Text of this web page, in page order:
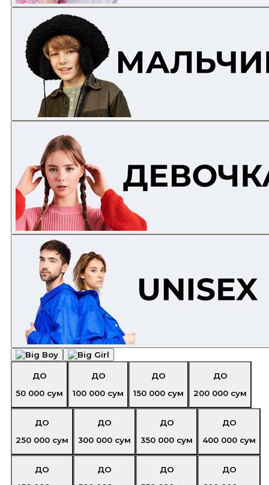
ДО
50 000 сум
ДО
100 000 сум
ДО
150 000 сум
ДО
200 000 сум
ДО
250 000 сум
ДО
300 000 сум
ДО
350 000 сум
ДО
400 000 сум
ДО
ДО
ДО
ДО